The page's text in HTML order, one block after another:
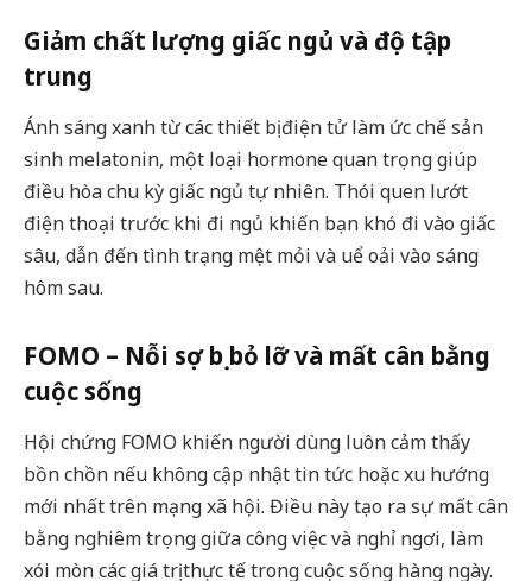
Giảm chất lượng giấc ngủ và độ tập
trung
Ánh sáng xanh từ các thiết bị điện tử làm ức chế sản
sinh melatonin, một loại hormone quan trọng giúp
điều hòa chu kỳ giấc ngủ tự nhiên. Thói quen lướt
điện thoại trước khi đi ngủ khiến bạn khó đi vào giấc
sâu, dẫn đến tình trạng mệt mỏi và uể oải vào sáng
hôm sau.
FOMO – Nỗi sợ bị bỏ lỡ và mất cân bằng
cuộc sống
Hội chứng FOMO khiến người dùng luôn cảm thấy
bồn chồn nếu không cập nhật tin tức hoặc xu hướng
mới nhất trên mạng xã hội. Điều này tạo ra sự mất cân
bằng nghiêm trọng giữa công việc và nghỉ ngơi, làm
xói mòn các giá trị thực tế trong cuộc sống hàng ngày.